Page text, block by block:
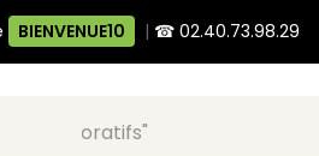
BIENVENUE10 | ☎ 02.40.73.98.29
décoratifs"